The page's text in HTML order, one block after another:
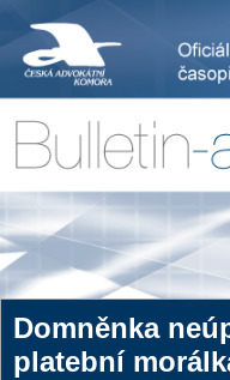
Domněnka
platební